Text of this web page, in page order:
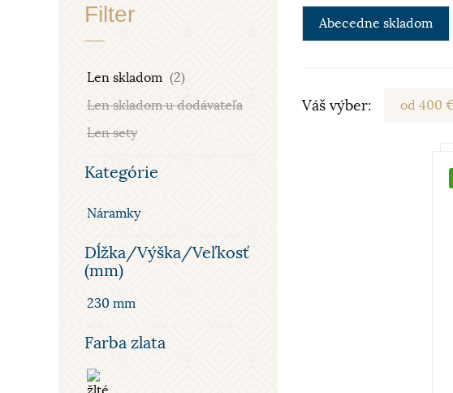
Filter
Len skladom (2)
Len skladom u dodávateľa
Len sety
Kategórie
Náramky
Dĺžka/Výška/Veľkosť
(mm)
230 mm
Farba zlata
Abecedne skladom
Váš výber: od 400